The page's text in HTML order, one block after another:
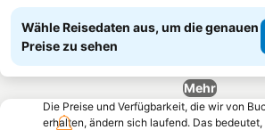
Wähle Reisedaten aus, um die genauen
Preise zu sehen
Mehr
Die Preise und Verfügbarkeit, die wir von
erhalten, ändern sich laufend. Das bedeutet,